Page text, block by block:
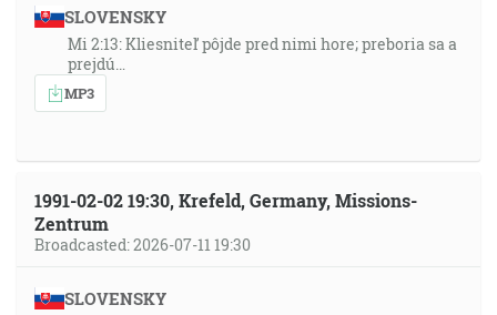
SLOVENSKY
Mi 2:13: Kliesniteľ pôjde pred nimi hore; preboria sa a
prejdú…
MP3
1991-02-02 19:30, Krefeld, Germany, Missions-
Zentrum
Broadcasted: 2026-07-11 19:30
SLOVENSKY